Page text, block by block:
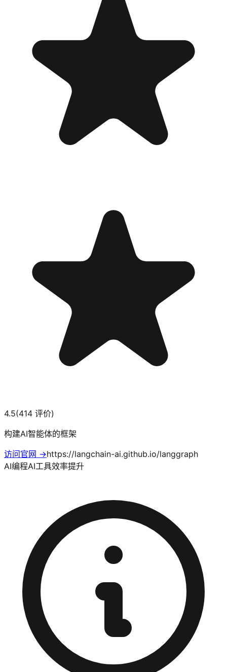
4.5(414 评价)
构建AI智能体的框架
访问官网 →https://langchain-ai.github.io/langgraph
AI编程AI工具效率提升